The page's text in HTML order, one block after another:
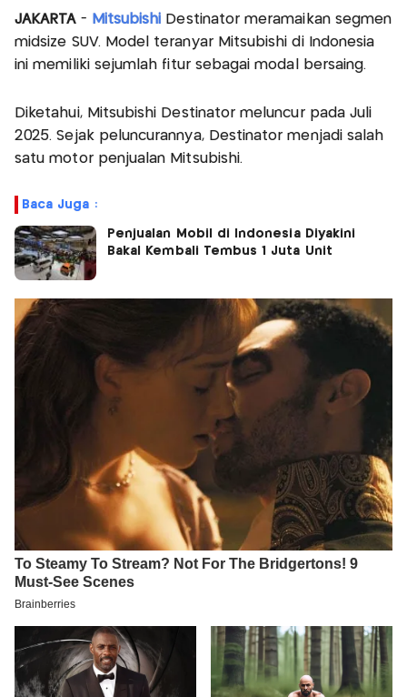
JAKARTA - Mitsubishi Destinator meramaikan segmen
midsize SUV. Model teranyar Mitsubishi di Indonesia
ini memiliki sejumlah fitur sebagai modal bersaing.
Diketahui, Mitsubishi Destinator meluncur pada Juli
2025. Sejak peluncurannya, Destinator menjadi salah
satu motor penjualan Mitsubishi.
Baca Juga :
Penjualan Mobil di Indonesia Diyakini
Bakal Kembali Tembus 1 Juta Unit